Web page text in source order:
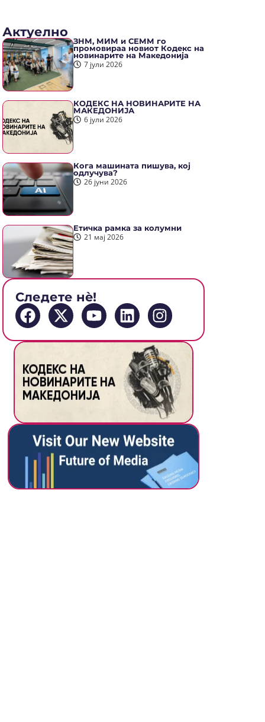
Актуелно
ЗНМ, МИМ и СЕММ го
промовираа новиот Кодекс на
новинарите на Македонија
7 јули 2026
КОДЕКС НА НОВИНАРИТЕ НА
МАКЕДОНИЈА
6 јули 2026
Кога машината пишува, кој
одлучува?
26 јуни 2026
Етичка рамка за колумни
21 мај 2026
Следете нè!